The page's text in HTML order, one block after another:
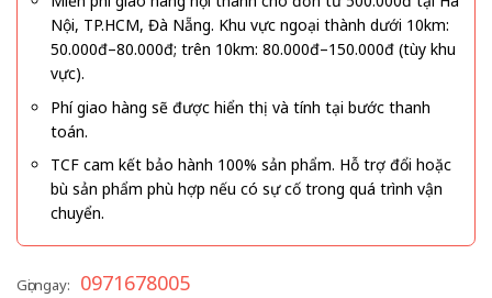
Nội, TP.HCM, Đà Nẵng. Khu vực ngoại thành dưới 10km:
50.000đ–80.000đ; trên 10km: 80.000đ–150.000đ (tùy khu
vực).
Phí giao hàng sẽ được hiển thị và tính tại bước thanh
toán.
TCF cam kết bảo hành 100% sản phẩm. Hỗ trợ đổi hoặc
bù sản phẩm phù hợp nếu có sự cố trong quá trình vận
chuyển.
Gọi ngay: 0971678005